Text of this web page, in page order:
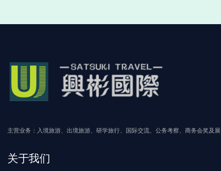
主营业务：入境旅游、出境旅游、研学旅行、国际交流、公务考察、商务会奖及
关于我们